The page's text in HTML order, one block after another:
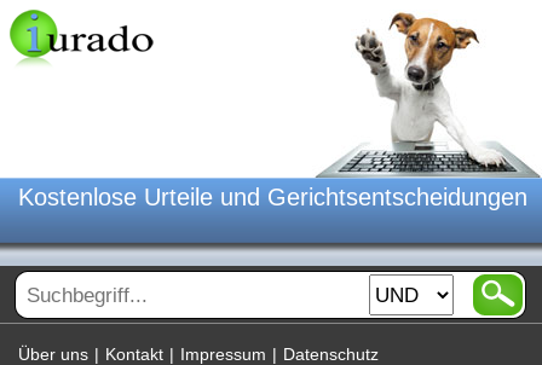
Kostenlose Urteile und Gerichtsentscheidungen
Über uns | Kontakt | Impressum | Datenschutz